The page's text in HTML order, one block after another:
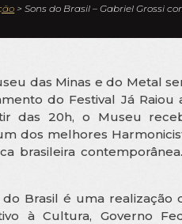
>Sons do Brasil – Gabriel Grossi
das Minas e do Metal
do Festival Já Raiou
das 20h, o Museu
dos melhores
brasileira
do Brasil é uma
à Cultura, Governo